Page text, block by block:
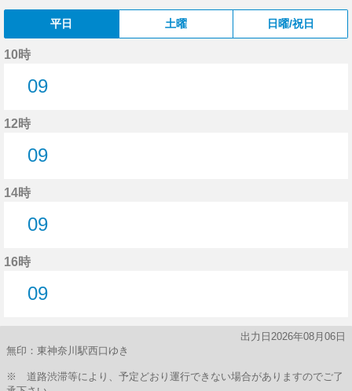
平日 土曜 日曜/祝日
10時
09
12時
09
14時
09
16時
09
出力日2026年08月06日
無印：東神奈川駅西口ゆき
※ 道路渋滞等により、予定どおり運行できない場合がありますのでご了